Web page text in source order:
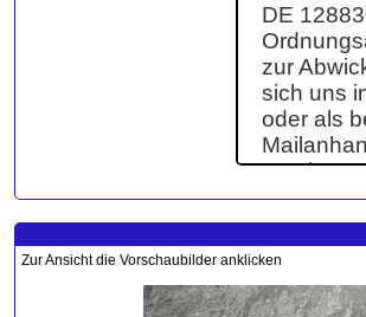
Zur Ansicht die Vorschaubilder anklicken